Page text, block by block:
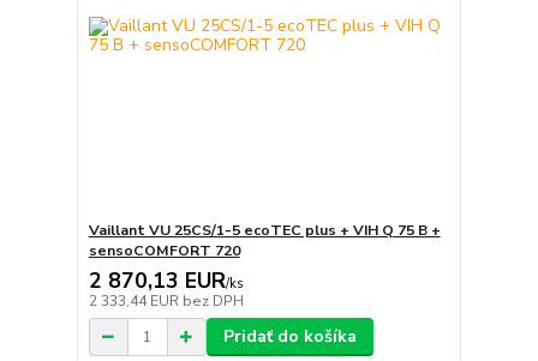
Vaillant VU 25CS/1-5 ecoTEC plus + VIH Q 75 B +
sensoCOMFORT 720
2 870,13 EUR/ks
2 333,44 EUR bez DPH
Pridať do košíka